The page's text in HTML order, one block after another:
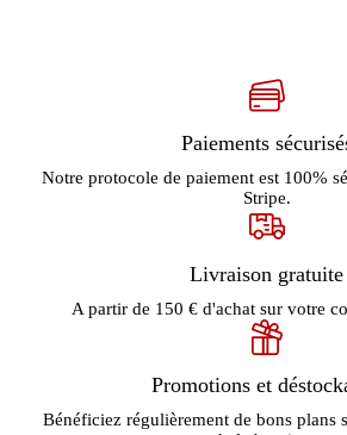
Paiements
Notre protocole de paiement est 100%
Stripe.
Livraison gratuite
A partir de 150 € d'achat sur votre
Promotions et
Bénéficiez régulièrement de bons plans